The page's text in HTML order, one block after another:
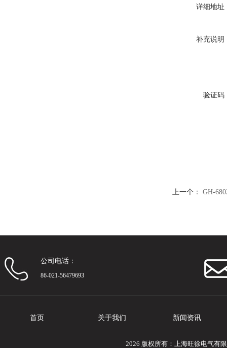
详细地址
补充说明
验证码
上一个： GH-
公司电话：
86-021-56479693
首页 关于我们 新闻资讯
2026 版权所有：上海旺徐电气有